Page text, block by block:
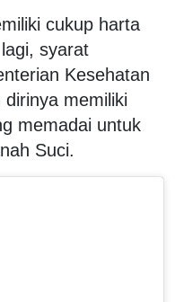
cukup harta
syarat
Kesehatan
memiliki
memadai untuk
Suci.